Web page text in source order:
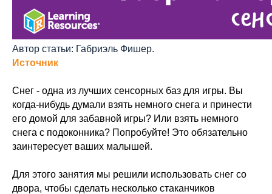
Автор статьи: Габриэль Фишер.
Источник
Снег - одна из лучших сенсорных баз для игры. Вы
когда-нибудь думали взять немного снега и принести
его домой для забавной игры? Или взять немного
снега с подоконника? Попробуйте! Это обязательно
заинтересует ваших малышей.
Для этого занятия мы решили использовать снег со
двора, чтобы сделать несколько стаканчиков